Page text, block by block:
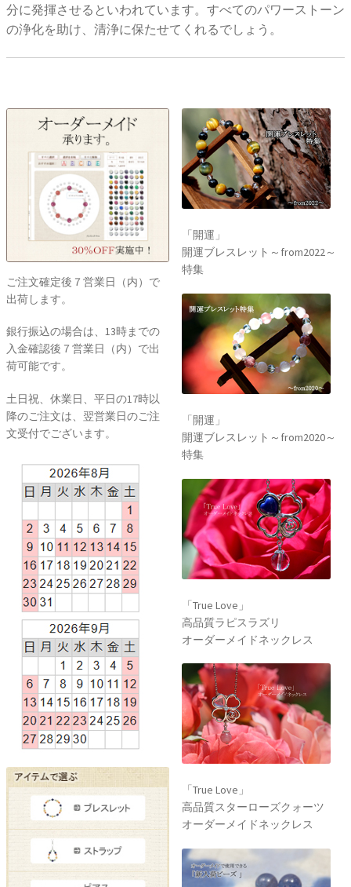
分に発揮させるといわれています。すべてのパワーストーン
の浄化を助け、清浄に保たせてくれるでしょう。
ご注文確定後７営業日（内）で
出荷します。
銀行振込の場合は、13時までの
入金確認後７営業日（内）で出
荷可能です。
土日祝、休業日、平日の17時以
降のご注文は、翌営業日のご注
文受付でございます。
「開運」
開運ブレスレット～from2022～
特集
「開運」
開運ブレスレット～from2020～
特集
「True Love」
高品質ラピスラズリ
オーダーメイドネックレス
「True Love」
高品質スターローズクォーツ
オーダーメイドネックレス